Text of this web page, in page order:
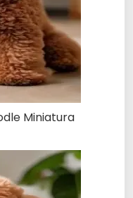
Miniatura